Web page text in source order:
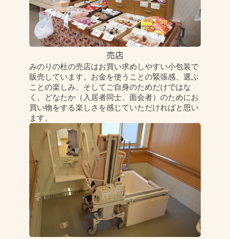
売店
みのりの杜の売店はお買い求めしやすい小包装で
販売しています。お金を使うことの緊張感、選ぶ
ことの楽しみ、そしてご自身のためだけではな
く、どなたか（入居者同士、面会者）のためにお
買い物をする楽しさを感じていただければと思い
ます。